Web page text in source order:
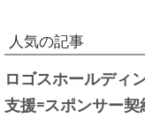
人気の記事
ロゴスホールディ
支援=スポンサー